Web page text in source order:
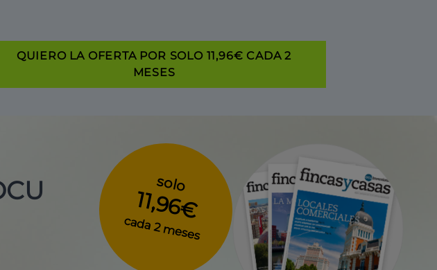
QUIERO LA OFERTA POR SOLO 11,96€ CADA 2
MESES
solo
11,96€
cada 2 meses